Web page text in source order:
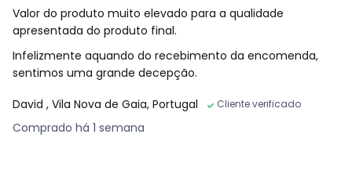
Valor do produto muito elevado para a qualidade
apresentada do produto final.
Infelizmente aquando do recebimento da encomenda,
sentimos uma grande decepção.
David , Vila Nova de Gaia, Portugal Cliente verificado
Comprado há 1 semana